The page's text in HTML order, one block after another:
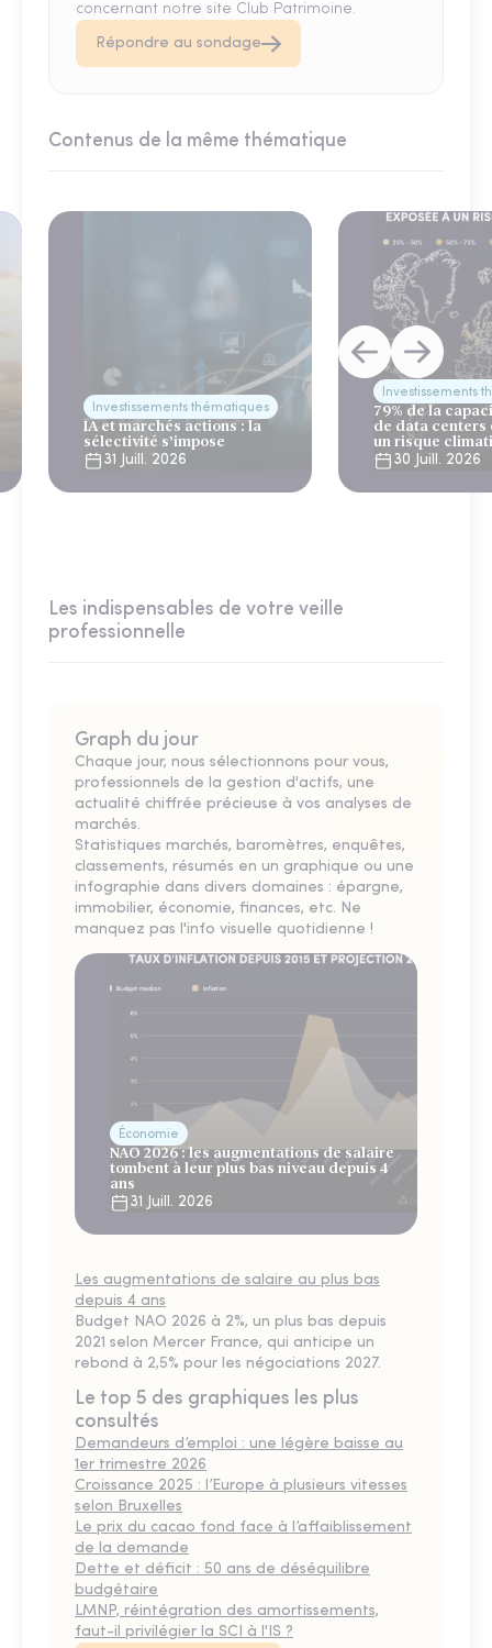
concernant notre site Club Patrimoine.
Répondre au sondage
Contenus de la même thématique
Investissements thématiques
IA et marchés actions : la
sélectivité s’impose
31 Juill. 2026
Investissements
79% de la
de data centers
un risque
30 Juill. 2026
Les indispensables de votre veille
professionnelle
Graph du jour
Chaque jour, nous sélectionnons pour vous,
professionnels de la gestion d'actifs, une
actualité chiffrée précieuse à vos analyses de
marchés.
Statistiques marchés, baromètres, enquêtes,
classements, résumés en un graphique ou une
infographie dans divers domaines : épargne,
immobilier, économie, finances, etc. Ne
manquez pas l'info visuelle quotidienne !
Économie
NAO 2026 : les augmentations de salaire
tombent à leur plus bas niveau depuis 4
ans
31 Juill. 2026
Les augmentations de salaire au plus bas
depuis 4 ans
Budget NAO 2026 à 2%, un plus bas depuis
2021 selon Mercer France, qui anticipe un
rebond à 2,5% pour les négociations 2027.
Le top 5 des graphiques les plus
consultés
Demandeurs d’emploi : une légère baisse au
1er trimestre 2026
Croissance 2025 : l’Europe à plusieurs vitesses
selon Bruxelles
Le prix du cacao fond face à l’affaiblissement
de la demande
Dette et déficit : 50 ans de déséquilibre
budgétaire
LMNP, réintégration des amortissements,
faut-il privilégier la SCI à l'IS ?